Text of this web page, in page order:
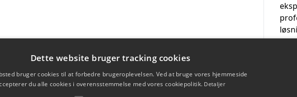
Dette website bruger tracking cookies
bruger cookies til at forbedre brugeroplevelsen. Ved at bruge vores hjemmeside
du alle cookies i overensstemmelse med vores cookiepolitik. Detaljer